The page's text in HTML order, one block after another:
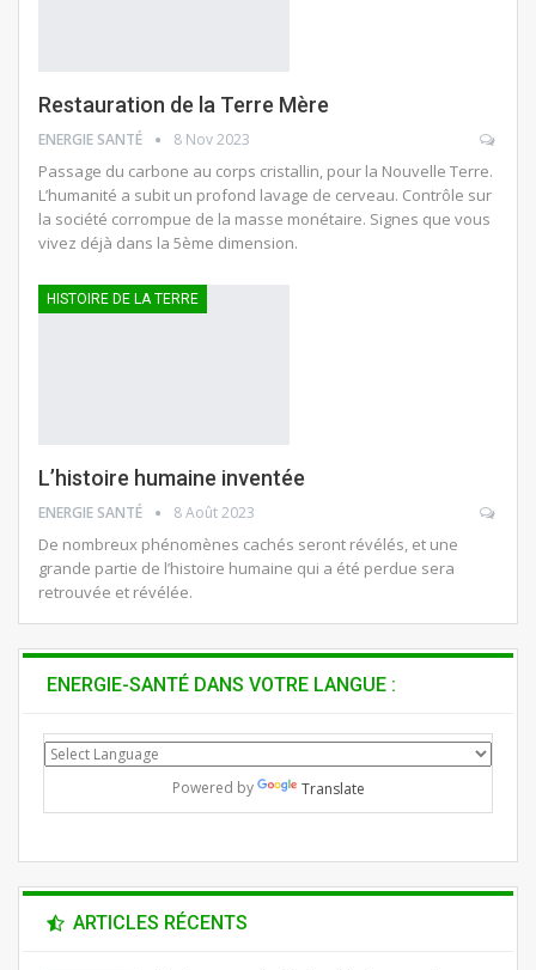
Restauration de la Terre Mère
ENERGIE SANTÉ 8 Nov 2023
Passage du carbone au corps cristallin, pour la Nouvelle Terre.
L’humanité a subit un profond lavage de cerveau. Contrôle sur
la société corrompue de la masse monétaire. Signes que vous
vivez déjà dans la 5ème dimension.
HISTOIRE DE LA TERRE
L’histoire humaine inventée
ENERGIE SANTÉ 8 Août 2023
De nombreux phénomènes cachés seront révélés, et une
grande partie de l’histoire humaine qui a été perdue sera
retrouvée et révélée.
ENERGIE-SANTÉ DANS VOTRE LANGUE :
Powered by Translate
ARTICLES RÉCENTS